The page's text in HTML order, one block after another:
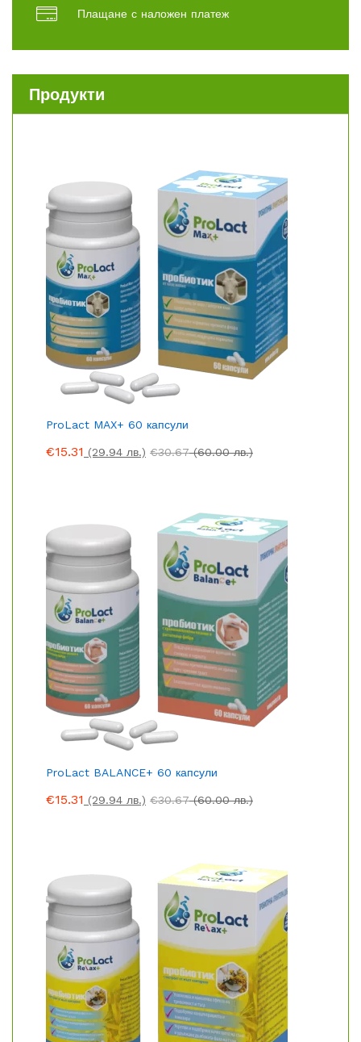
Плащане с наложен платеж
Продукти
ProLact MAX+ 60 капсули
€15.31 (29.94 лв.) €30.67 (60.00 лв.)
ProLact BALANCE+ 60 капсули
€15.31 (29.94 лв.) €30.67 (60.00 лв.)